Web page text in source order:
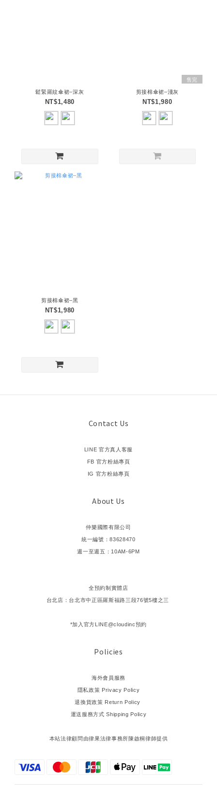
鬆緊羅紋傘裙–深灰
NT$1,480
售完
剪接棉傘裙–淺灰
NT$1,980
剪接棉傘裙–黑
NT$1,980
Contact Us
LINE 官方真人客服
FB 官方粉絲專頁
IG 官方粉絲專頁
About Us
仲樂國際有限公司
統一編號：83628470
週一至週五：10AM-6PM
全預約制實體店
台北店：台北市中正區羅斯福路三段76號5樓之三
*加入官方LINE@cloudinc預約
Policies
海外會員服務
隱私政策 Privacy Policy
退換貨政策 Return Policy
運送服務方式 Shipping Policy
本站法律顧問由律果法律事務所陳啟桐律師提供